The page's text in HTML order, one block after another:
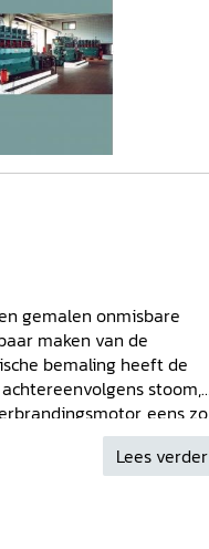
gemalen onmisbare
maken van de
bemaling heeft de
stoom,
eens zo
hiermee uitgeruste
als
Van de vroegste
Lees verder